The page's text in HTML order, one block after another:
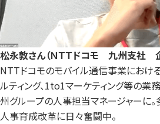
松永敦さん（ＮＴＴドコモ 九州支社
NTTドコモのモバイル通信事業におけ
ルティング、1to1マーケティング等の業
州グループの人事担当マネージャーに
人事育成改革に日々奮闘中。